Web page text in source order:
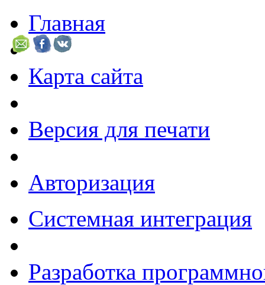
Главная
Карта сайта
Версия для печати
Авторизация
Системная интеграция
Разработка